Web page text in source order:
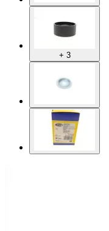
+ 3